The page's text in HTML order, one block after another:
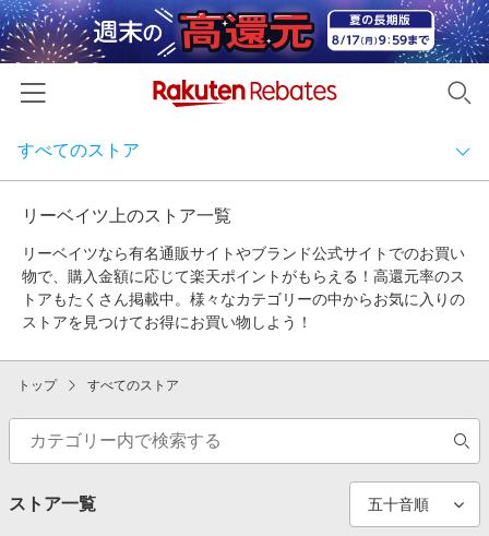
ホーム
カテゴリー一覧
百貨店・総合ECモール
ファッション・インナー・小物
食品・スイーツ・お酒
日用品・キッチン用品
コスメ・健康・医薬品
キッズ・ベビー用品
家電・PC・スマホ・カメラ
エンタメ
イベント一覧
リーベイツ注目ストア
初回購入者限定特典
電子書籍特集
楽天サービス特集
ヘルプ
すべてのストア
カテゴリから探す
百貨店・総合ECモール
カタログ・テレビ通販
総合ファッション（ブランド公式）
食品・スイーツ・お酒
リーベイツ上のストア一覧
リーベイツなら有名通販サイトやブランド公式サイトでのお買い
物で、購入金額に応じて楽天ポイントがもらえる！高還元率のス
トアもたくさん掲載中。様々なカテゴリーの中からお気に入りの
ストアを見つけてお得にお買い物しよう！
トップ すべてのストア
ストア一覧